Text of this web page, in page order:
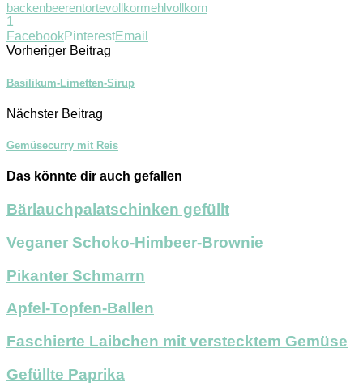
backenbeerentortevollkormehlvollkorn
1
FacebookPinterestEmail
Vorheriger Beitrag
Basilikum-Limetten-Sirup
Nächster Beitrag
Gemüsecurry mit Reis
Das könnte dir auch gefallen
Bärlauchpalatschinken gefüllt
Veganer Schoko-Himbeer-Brownie
Pikanter Schmarrn
Apfel-Topfen-Ballen
Faschierte Laibchen mit verstecktem Gemüse
Gefüllte Paprika